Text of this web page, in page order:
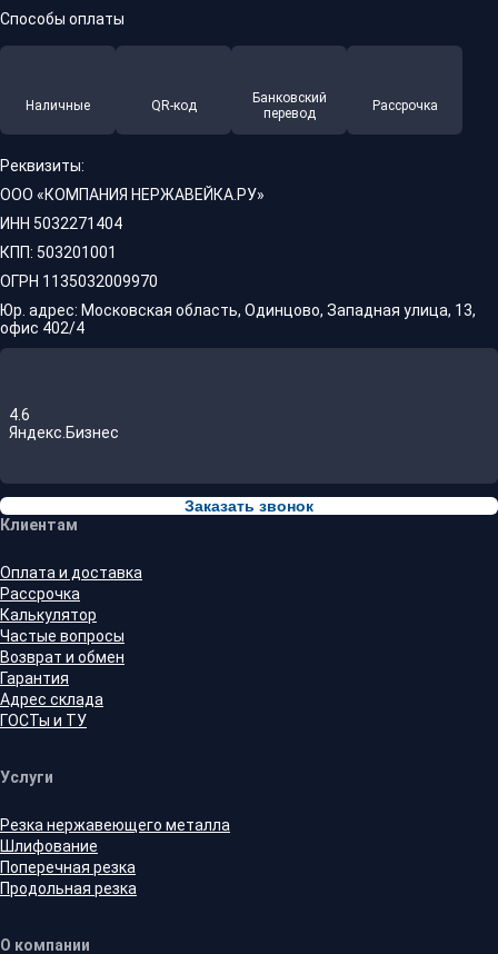
Способы оплаты
Наличные QR-код
Банковский
перевод
Рассрочка
Реквизиты:
ООО «КОМПАНИЯ НЕРЖАВЕЙКА.РУ»
ИНН 5032271404
КПП: 503201001
ОГРН 1135032009970
Юр. адрес: Московская область, Одинцово, Западная улица, 13,
офис 402/4
4.6
Яндекс.Бизнес
Заказать звонок
Клиентам
Оплата и доставка
Рассрочка
Калькулятор
Частые вопросы
Возврат и обмен
Гарантия
Адрес склада
ГОСТы и ТУ
Услуги
Резка нержавеющего металла
Шлифование
Поперечная резка
Продольная резка
О компании